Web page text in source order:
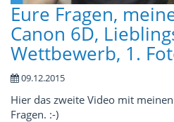
Eure Fragen,
Canon 6D,
Wettbewerb, 1.
09.12.2015
Hier das zweite Video mit
Fragen. :-)